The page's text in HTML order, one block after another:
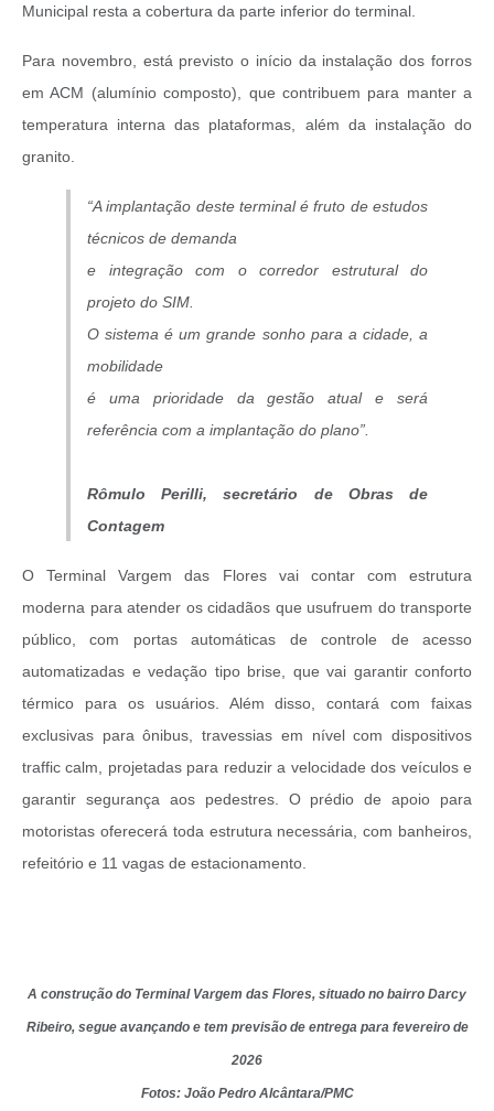
Municipal resta a cobertura da parte inferior do terminal.
Para novembro, está previsto o início da instalação dos forros
em ACM (alumínio composto), que contribuem para manter a
temperatura interna das plataformas, além da instalação do
granito.
“A implantação deste terminal é fruto de estudos
técnicos de demanda
e integração com o corredor estrutural do
projeto do SIM.
O sistema é um grande sonho para a cidade, a
mobilidade
é uma prioridade da gestão atual e será
referência com a implantação do plano”.
Rômulo Perilli, secretário de Obras de
Contagem
O Terminal Vargem das Flores vai contar com estrutura
moderna para atender os cidadãos que usufruem do transporte
público, com portas automáticas de controle de acesso
automatizadas e vedação tipo brise, que vai garantir conforto
térmico para os usuários. Além disso, contará com faixas
exclusivas para ônibus, travessias em nível com dispositivos
traffic calm, projetadas para reduzir a velocidade dos veículos e
garantir segurança aos pedestres. O prédio de apoio para
motoristas oferecerá toda estrutura necessária, com banheiros,
refeitório e 11 vagas de estacionamento.
A construção do Terminal Vargem das Flores, situado no bairro Darcy
Ribeiro, segue avançando e tem previsão de entrega para fevereiro de
2026
Fotos: João Pedro Alcântara/PMC